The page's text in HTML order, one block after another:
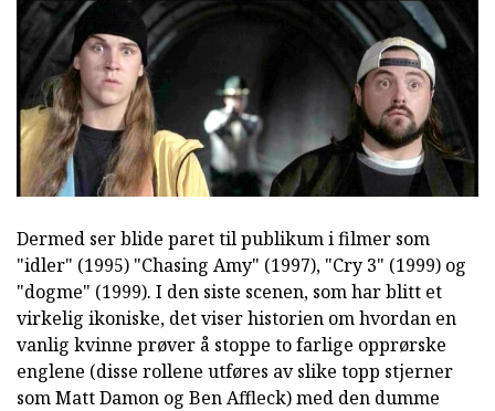
Dermed ser blide paret til publikum i filmer som
"idler" (1995) "Chasing Amy" (1997), "Cry 3" (1999) og
"dogme" (1999). I den siste scenen, som har blitt et
virkelig ikoniske, det viser historien om hvordan en
vanlig kvinne prøver å stoppe to farlige opprørske
englene (disse rollene utføres av slike topp stjerner
som Matt Damon og Ben Affleck) med den dumme